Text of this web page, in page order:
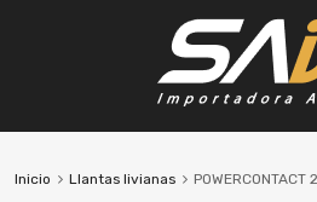
Inicio Llantas livianas POWERCONTACT